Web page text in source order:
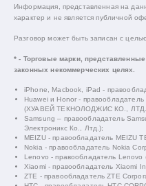
Информация, представленная на
характер и не является публичной
Разговор может быть записан с
* - Торговые марки,
законных некоммерческих целях.
iPhone, Macbook, iPad -
Huawei и Honor - правообладатель
(ХУАВЕЙ ТЕКНОЛОДЖИС КО.,
Samsung – правообладатель
Электроникс Ко., Лтд.);
MEIZU - правообладатель MEIZU
Nokia - правообладатель Nokia
Lenovo - правообладатель Lenovo
Xiaomi - правообладатель Xiaomi
ZTE - правообладатель ZTE